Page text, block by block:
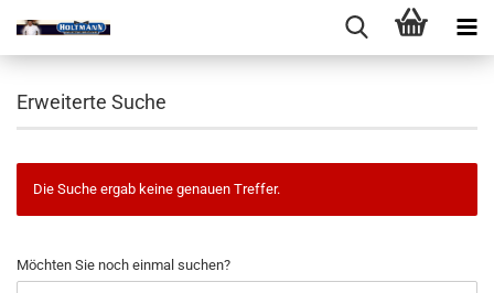
Erweiterte Suche
Die Suche ergab keine genauen Treffer.
MÖCHTEN
SIE
Möchten Sie noch einmal suchen?